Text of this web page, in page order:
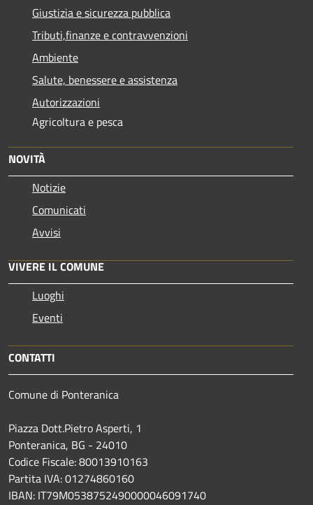
Giustizia e sicurezza pubblica
Tributi,finanze e contravvenzioni
Ambiente
Salute, benessere e assistenza
Autorizzazioni
Agricoltura e pesca
NOVITÀ
Notizie
Comunicati
Avvisi
VIVERE IL COMUNE
Luoghi
Eventi
CONTATTI
Comune di Ponteranica
Piazza Dott.Pietro Asperti, 1
Ponteranica, BG - 24010
Codice Fiscale: 80013910163
Partita IVA: 01274860160
IBAN: IT79M0538752490000046091740